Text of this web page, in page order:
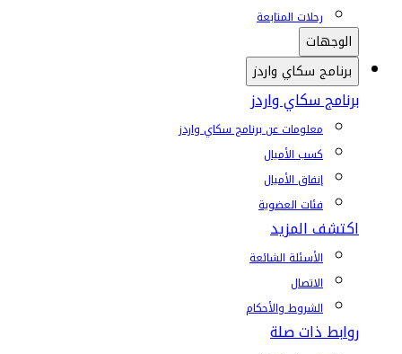
رحلات المتابعة
الوجهات
برنامج سكاي واردز
برنامج سكاي واردز
معلومات عن برنامج سكاي واردز
كسب الأميال
إنفاق الأميال
فئات العضوية
اكتشف المزيد
الأسئلة الشائعة
الاتصال
الشروط والأحكام
روابط ذات صلة